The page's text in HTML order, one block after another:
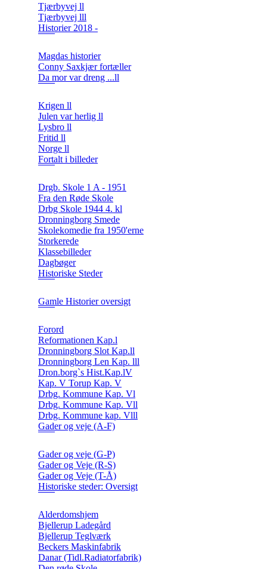
Tjærbyvej ll
Tjærbyvej lll
Historier 2018 -
Magdas historier
Conny Saxkjær fortæller
Da mor var dreng ...ll
Krigen ll
Julen var herlig ll
Lysbro ll
Fritid ll
Norge ll
Fortalt i billeder
Drgb. Skole 1 A - 1951
Fra den Røde Skole
Drbg Skole 1944 4. kl
Dronningborg Smede
Skolekomedie fra 1950'erne
Storkerede
Klassebilleder
Dagbøger
Historiske Steder
Gamle Historier oversigt
Forord
Reformationen Kap.l
Dronningborg Slot Kap.ll
Dronningborg Len Kap. lll
Dron.borg`s Hist.Kap.lV
Kap. V Torup Kap. V
Drbg. Kommune Kap. Vl
Drbg. Kommune Kap. Vll
Drbg. Kommune kap. Vlll
Gader og veje (A-F)
Gader og veje (G-P)
Gader og Veje (R-S)
Gader og Veje (T-Å)
Historiske steder: Oversigt
Alderdomshjem
Bjellerup Ladegård
Bjellerup Teglværk
Beckers Maskinfabrik
Danar (Tidl.Radiatorfabrik)